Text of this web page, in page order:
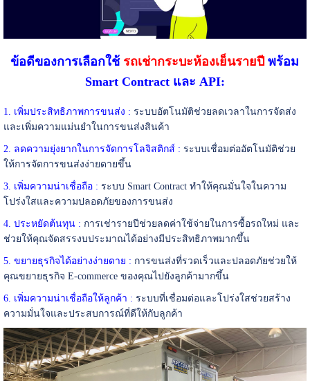
ข้อดีของการเลือกใช้ รถเช่ากระบะห้องเย็นรายปี พร้อม
Smart Contract และ API:
1. เพิ่มประสิทธิภาพการขนส่ง : ระบบอัตโนมัติช่วยลดเวลาในการจัดส่ง
และเพิ่มความแม่นยำในการขนส่งสินค้า
2. ลดความยุ่งยากในการจัดการโลจิสติกส์ : ระบบเชื่อมต่ออัตโนมัติช่วย
ให้การจัดการขนส่งง่ายดายขึ้น
3. เพิ่มความน่าเชื่อถือ : ระบบ Smart Contract ทำให้คุณมั่นใจในความ
โปร่งใสและความปลอดภัยของการขนส่ง
4. ประหยัดต้นทุน : การเช่ารายปีช่วยลดค่าใช้จ่ายในการซื้อรถใหม่ และ
ช่วยให้คุณจัดสรรงบประมาณได้อย่างมีประสิทธิภาพมากขึ้น
5. ขยายธุรกิจได้อย่างง่ายดาย : การขนส่งที่รวดเร็วและปลอดภัยช่วยให้
คุณขยายธุรกิจ E-commerce ของคุณไปยังลูกค้ามากขึ้น
6. เพิ่มความน่าเชื่อถือให้ลูกค้า : ระบบที่เชื่อมต่อและโปร่งใสช่วยสร้าง
ความมั่นใจและประสบการณ์ที่ดีให้กับลูกค้า